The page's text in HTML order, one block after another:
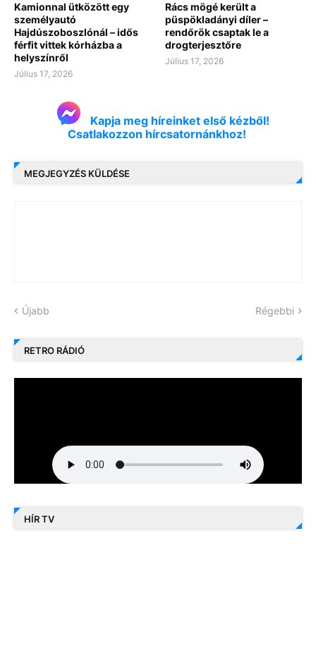
Kamionnal ütközött egy
személyautó
Hajdúszoboszlónál – idős
férfit vittek kórházba a
helyszínről
Július 17, 2026
Rács mögé került a
püspökladányi díler –
rendőrök csaptak le a
drogterjesztőre
Július 17, 2026
Kapja meg híreinket első kézből!
Csatlakozzon hírcsatornánkhoz!
MEGJEGYZÉS KÜLDÉSE
Újabb Régebbi
RETRO RÁDIÓ
HÍR TV